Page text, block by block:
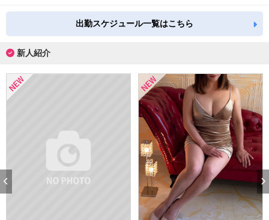
出勤スケジュール一覧はこちら
新人紹介